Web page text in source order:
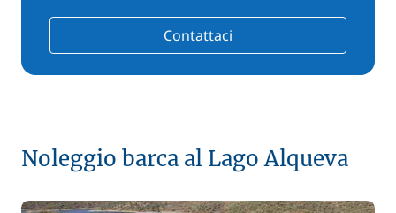
Contattaci
Noleggio barca al Lago Alqueva